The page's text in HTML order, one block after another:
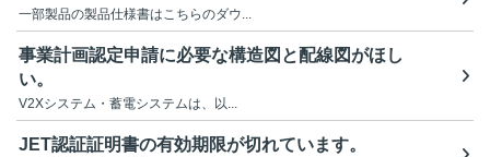
一部製品の製品仕様書はこちらのダウ...
事業計画認定申請に必要な構造図と配線図がほし
い。
V2Xシステム・蓄電システムは、以...
JET認証証明書の有効期限が切れています。